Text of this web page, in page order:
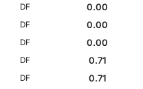
DF
0.00
DF
0.00
DF
0.00
DF
0.71
DF
0.71